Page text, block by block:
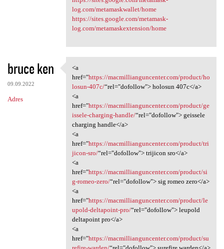
log.com/metamaskwallet/home
https://sites.google.com/metamask-
log.com/metamaskextension/home
bruce ken
09.09.2022
Adres
<a href="https:/
<a
href="https://macmillianguncenter.com/product/ho
losun-407c/“rel="dofollow"> holosun 407c</a>
<a
href="https://macmillianguncenter.com/product/ge
issele-charging-handle/“rel="dofollow"> geissele
charging handle</a>
<a
href="https://macmillianguncenter.com/product/tri
jicon-sro/“rel="dofollow"> trijicon sro</a>
<a
href="https://macmillianguncenter.com/product/si
g-romeo-zero/“rel="dofollow"> sig romeo zero</a>
<a
href="https://macmillianguncenter.com/product/le
upold-deltapoint-pro/“rel="dofollow"> leupold
deltapoint pro</a>
<a
href="https://macmillianguncenter.com/product/su